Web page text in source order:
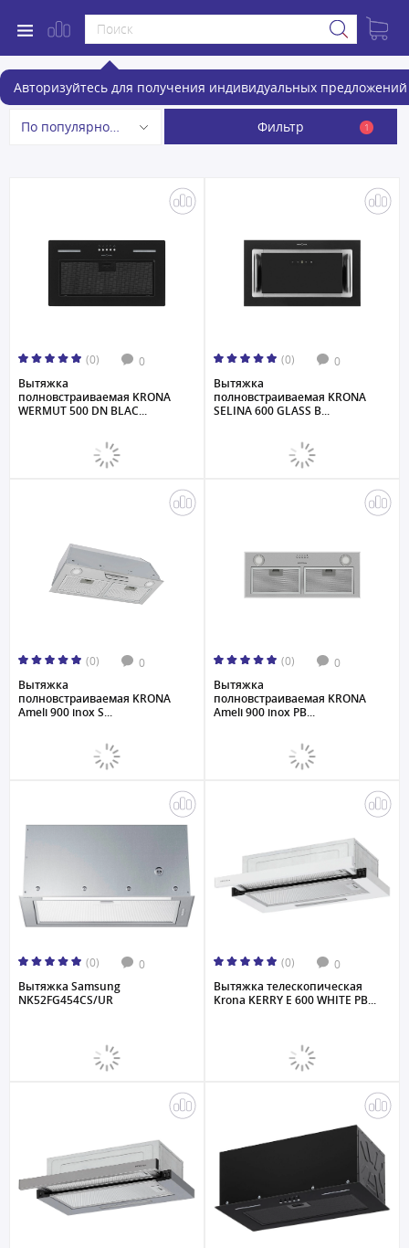
Авторизуйтесь для получения индивидуальных предложений
Встраиваемые вытяжки
По популярности Фильтр 1
(0) 0
Вытяжка
полновстраиваемая KRONA
WERMUT 500 DN BLAC...
(0) 0
Вытяжка
полновстраиваемая KRONA
SELINA 600 GLASS B...
(0) 0
Вытяжка
полновстраиваемая KRONA
Ameli 900 inox S...
(0) 0
Вытяжка
полновстраиваемая KRONA
Ameli 900 inox PB...
(0) 0
Вытяжка Samsung
NK52FG454CS/UR
(0) 0
Вытяжка телескопическая
Krona KERRY E 600 WHITE PB...